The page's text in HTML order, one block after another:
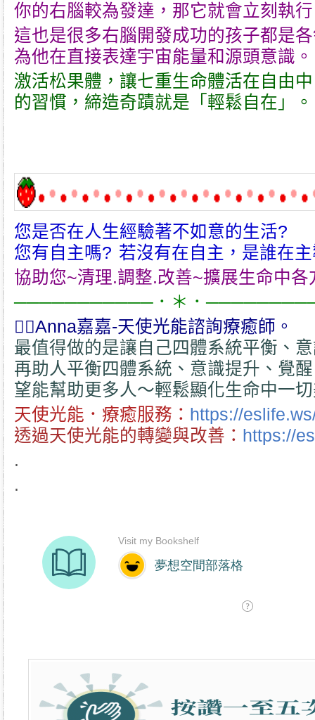
你的右腦較為發達，那它就會立刻執
這也是很多右腦開發成功的孩子都是
為他在直接表達宇宙能量和源頭意識 。
激活松果體 ，讓七重生命體活在自由
的習慣，締造奇蹟就是「輕鬆自在」。
您是否在人生經驗著不如意的生活?
您有自主嗎? 若沒有在自主，是誰在
協助您~清理.調整.改善~擴展生命中各
───────────．＊．
💁‍♀️Anna嘉嘉-天使光能諮詢療癒師。
最值得做的是讓自己四體系統平衡、
再助人平衡四體系統、意識提升、覺
望能幫助更多人～輕鬆顯化生命中一
天使光能．療癒服務： https://
透過天使光能的轉變與改善： https://
.
.